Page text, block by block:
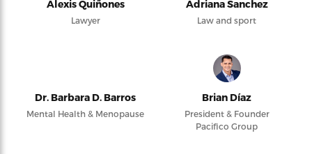
Alexis Quiñones
Lawyer
Adriana Sanchez
Law and sport
Dr. Barbara D. Barros
Mental Health & Menopause
Brian Díaz
President & Founder
Pacifico Group